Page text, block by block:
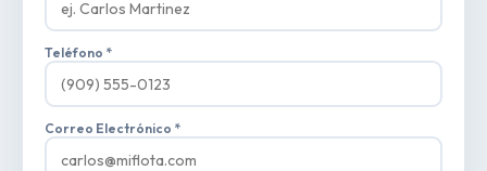
Teléfono *
Correo Electrónico *